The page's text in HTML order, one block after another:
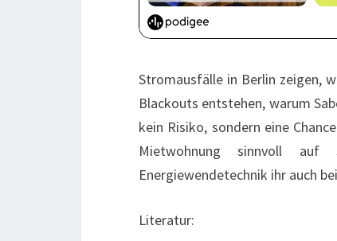
Stromausfälle in Berlin zeigen,
Blackouts entstehen, warum
kein Risiko, sondern eine
Mietwohnung sinnvoll
Energiewendetechnik ihr auch
Literatur: